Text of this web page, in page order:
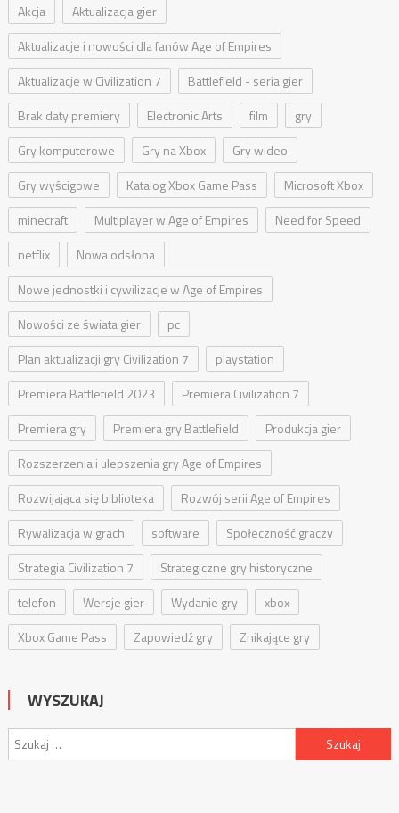
Akcja
Aktualizacja gier
Aktualizacje i nowości dla fanów Age of Empires
Aktualizacje w Civilization 7
Battlefield - seria gier
Brak daty premiery
Electronic Arts film
gry
Gry komputerowe
Gry na Xbox
Gry wideo
Gry wyścigowe
Katalog Xbox Game Pass
Microsoft Xbox
minecraft
Multiplayer w Age of Empires
Need for Speed
netflix
Nowa odsłona
Nowe jednostki i cywilizacje w Age of Empires
Nowości ze świata gier
pc
Plan aktualizacji gry Civilization 7
playstation
Premiera Battlefield 2023
Premiera Civilization 7
Premiera gry
Premiera gry Battlefield
Produkcja gier
Rozszerzenia i ulepszenia gry Age of Empires
Rozwijająca się biblioteka
Rozwój serii Age of Empires
Rywalizacja w grach
software
Społeczność graczy
Strategia Civilization 7
Strategiczne gry historyczne
telefon
Wersje gier Wydanie gry
xbox
Xbox Game Pass
Zapowiedź gry Znikające gry
WYSZUKAJ
Szukaj: